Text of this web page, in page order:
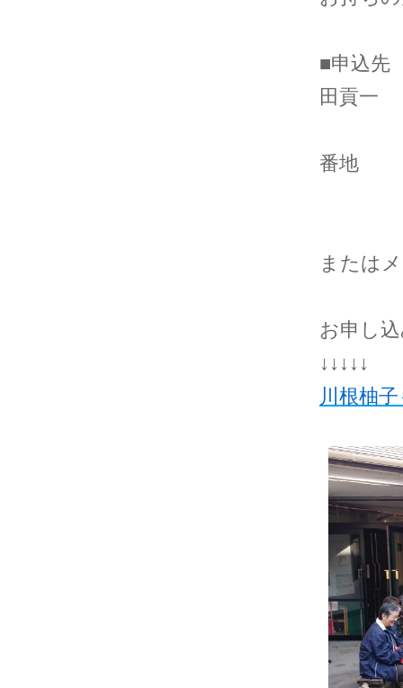
■申込
田貢一
番地
または
お申し
↓↓↓↓↓
川根柚